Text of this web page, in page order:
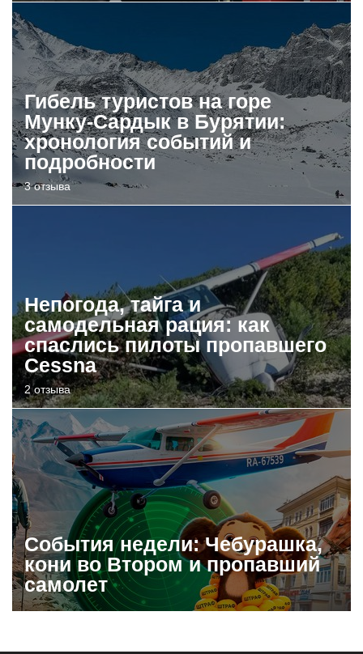
Гибель туристов на горе
Мунку-Сардык в Бурятии:
хронология событий и
подробности
3 отзыва
Непогода, тайга и
самодельная рация: как
спаслись пилоты пропавшего
Cessna
2 отзыва
События недели: Чебурашка,
кони во Втором и пропавший
самолет